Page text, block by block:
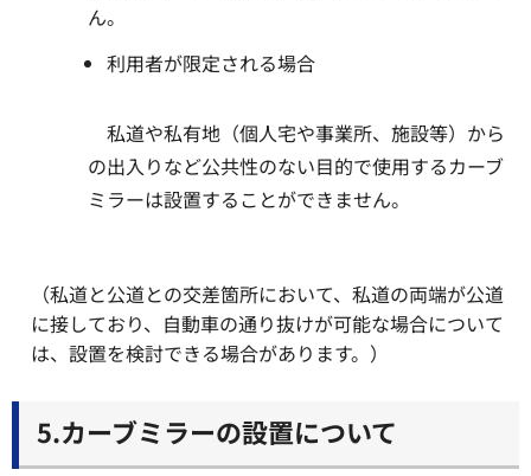
ん。
利用者が限定される場合
私道や私有地（個人宅や事業所、施設等）から
の出入りなど公共性のない目的で使用するカーブ
ミラーは設置することができません。
（私道と公道との交差箇所において、私道の両端が公道
に接しており、自動車の通り抜けが可能な場合について
は、設置を検討できる場合があります。）
5.カーブミラーの設置について